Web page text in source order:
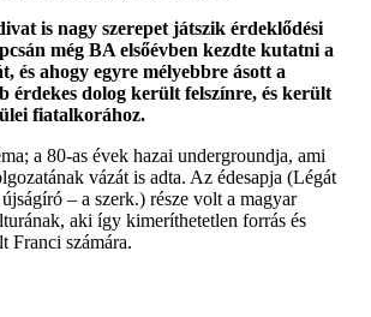
is nagy szerepet játszik érdeklődési
még BA elsőévben kezdte kutatni a
és ahogy egyre mélyebbre ásott a
érdekes dolog került felszínre, és került
fiatalkorához.
a 80-as évek hazai undergroundja, ami
vázát is adta. Az édesapja (Légát
– a szerk.) része volt a magyar
aki így kimeríthetetlen forrás és
Franci számára.